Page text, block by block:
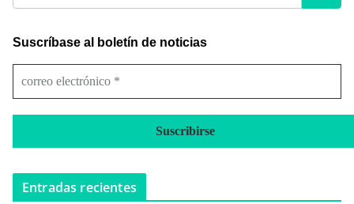
Suscríbase al boletín de noticias
Entradas recientes